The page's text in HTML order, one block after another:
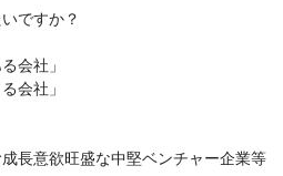
ですか？
会社」
会社」
長意欲旺盛な中堅ベンチャー企業等